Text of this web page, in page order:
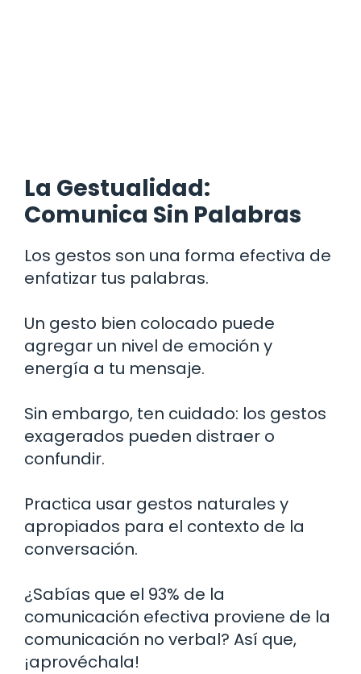
La Gestualidad:
Comunica Sin Palabras
Los gestos son una forma efectiva de
enfatizar tus palabras.
Un gesto bien colocado puede
agregar un nivel de emoción y
energía a tu mensaje.
Sin embargo, ten cuidado: los gestos
exagerados pueden distraer o
confundir.
Practica usar gestos naturales y
apropiados para el contexto de la
conversación.
¿Sabías que el 93% de la
comunicación efectiva proviene de la
comunicación no verbal? Así que,
¡aprovéchala!